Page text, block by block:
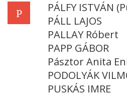
P
PÁLFY ISTVÁN
PÁLL LAJOS
PALLAY Róbert
PAPP GÁBOR
Pásztor Anita
PODOLYÁK
PUSKÁS IMRE